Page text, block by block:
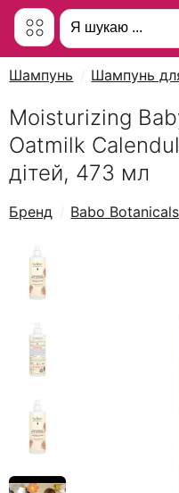
Шампунь Шампунь
Moisturizing
Oatmilk
дітей, 473 мл
Бренд Babo Botanicals